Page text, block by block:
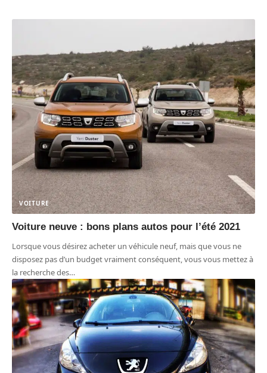
VOITURE
Voiture neuve : bons plans autos pour l’été 2021
Lorsque vous désirez acheter un véhicule neuf, mais que vous ne
disposez pas d’un budget vraiment conséquent, vous vous mettez à
la recherche des…